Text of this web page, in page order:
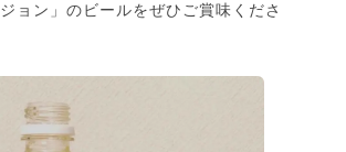
ョン」のビールをぜひご賞味くださ